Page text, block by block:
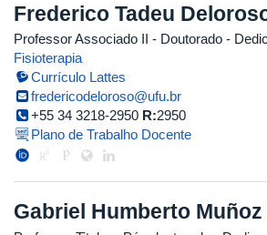
Frederico Tadeu
Professor Associado II - Doutorado -
Fisioterapia
Currículo Lattes
fredericodeloroso@ufu.br
+55 34 3218-2950 R:2950
Plano de Trabalho Docente
Gabriel Humberto